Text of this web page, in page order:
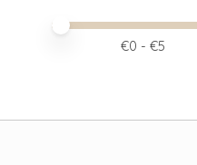
Minimale
Price maximum
€0 - €5